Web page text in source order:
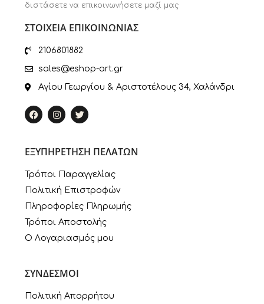
διστάσετε να επικοινωνήσετε μαζί μας
ΣΤΟΙΧΕΙΑ ΕΠΙΚΟΙΝΩΝΙΑΣ
2106801882
sales@eshop-art.gr
Αγίου Γεωργίου & Αριστοτέλους 34, Χαλάνδρι
ΕΞΥΠΗΡΕΤΗΣΗ ΠΕΛΑΤΩΝ
Τρόποι Παραγγελίας
Πολιτική Επιστροφών
Πληροφορίες Πληρωμής
Τρόποι Αποστολής
Ο Λογαριασμός μου
ΣΥΝΔΕΣΜΟΙ
Πολιτική Απορρήτου